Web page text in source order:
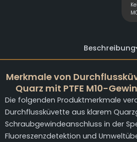
Beschreibung
Merkmale von
Quarz mit PTFE M10-
Die folgenden Produktmerkmale
Durchflussküvette aus klarem
Schraubgewindeanschluss in der
Fluoreszenzdetektion und